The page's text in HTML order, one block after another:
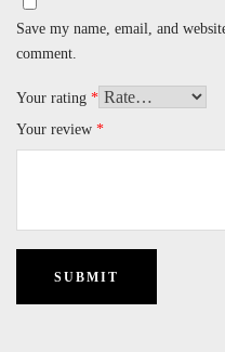
Save my name, email, and
comment.
Your rating *
Your review *